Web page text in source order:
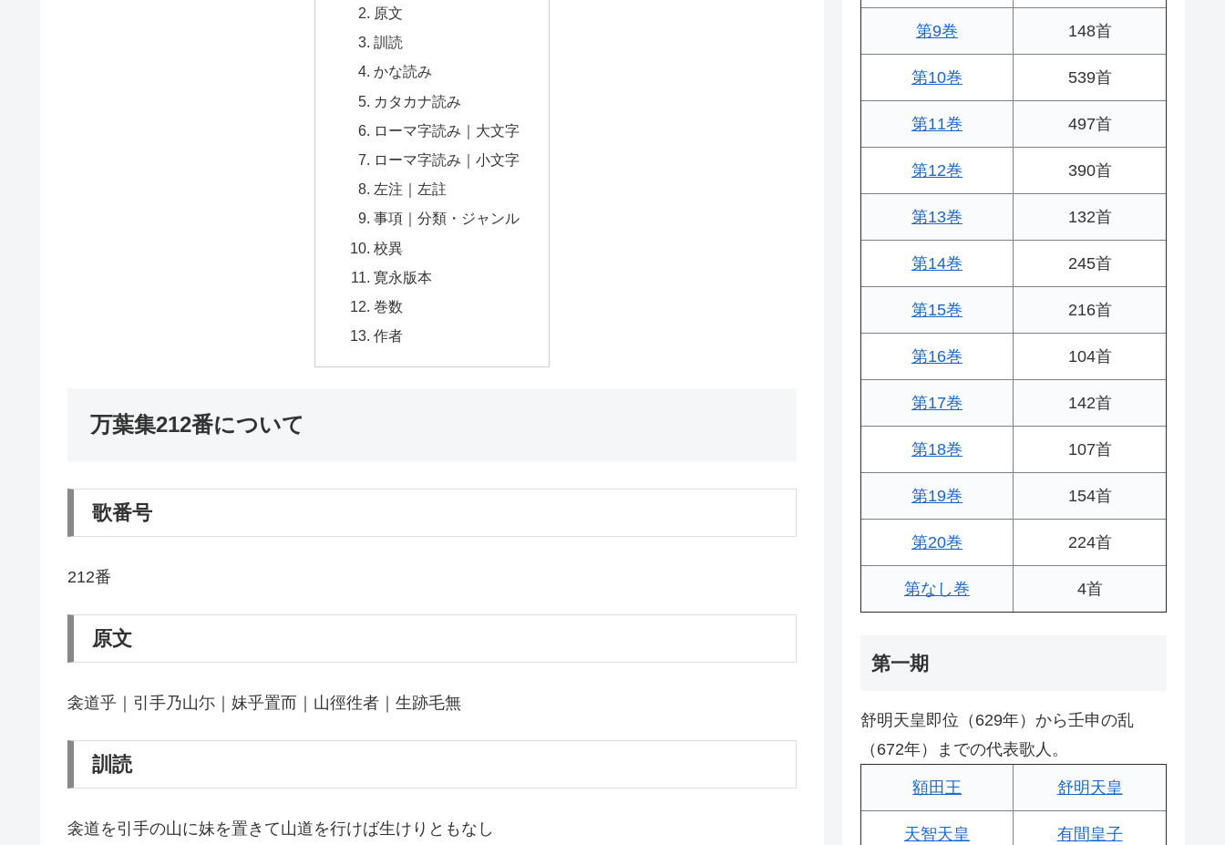
原文
訓読
かな読み
カタカナ読み
ローマ字読み｜大文字
ローマ字読み｜小文字
左注｜左註
事項｜分類・ジャンル
校異
寛永版本
巻数
作者
万葉集212番について
歌番号
212番
原文
衾道乎｜引手乃山尓｜妹乎置而｜山徑徃者｜生跡毛無
訓読
衾道を引手の山に妹を置きて山道を行けば生けりともなし
第9巻 148首
第10巻 539首
第11巻 497首
第12巻 390首
第13巻 132首
第14巻 245首
第15巻 216首
第16巻 104首
第17巻 142首
第18巻 107首
第19巻 154首
第20巻 224首
第なし巻 4首
第一期
舒明天皇即位（629年）から壬申の乱
（672年）までの代表歌人。
額田王 舒明天皇
天智天皇 有間皇子